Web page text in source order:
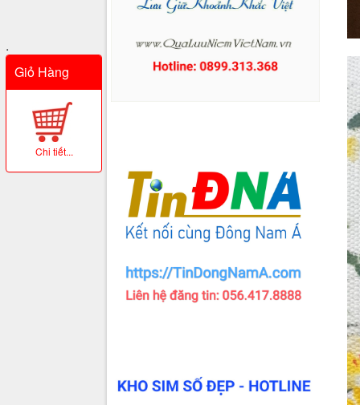
.
Giỏ Hàng
Chi tiết...